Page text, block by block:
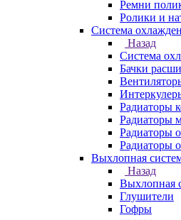
Ремни
Ролики и
Система
Назад
Система
Бачки
Радиаторы
Радиаторы
Радиаторы
Радиаторы
Выхлопная
Назад
Выхлопная
Глушители
Гофры